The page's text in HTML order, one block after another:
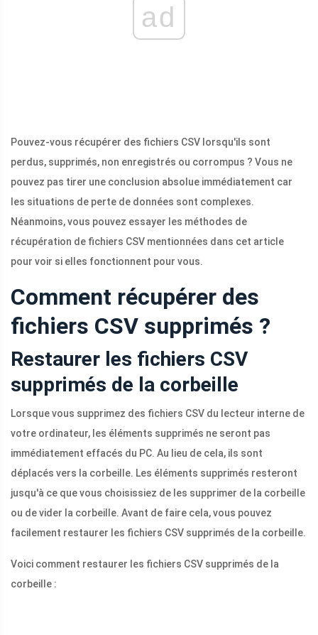
ad
Pouvez-vous récupérer des fichiers CSV lorsqu'ils sont
perdus, supprimés, non enregistrés ou corrompus ? Vous ne
pouvez pas tirer une conclusion absolue immédiatement car
les situations de perte de données sont complexes.
Néanmoins, vous pouvez essayer les méthodes de
récupération de fichiers CSV mentionnées dans cet article
pour voir si elles fonctionnent pour vous.
Comment récupérer des
fichiers CSV supprimés ?
Restaurer les fichiers CSV
supprimés de la corbeille
Lorsque vous supprimez des fichiers CSV du lecteur interne de
votre ordinateur, les éléments supprimés ne seront pas
immédiatement effacés du PC. Au lieu de cela, ils sont
déplacés vers la corbeille. Les éléments supprimés resteront
jusqu'à ce que vous choisissiez de les supprimer de la corbeille
ou de vider la corbeille. Avant de faire cela, vous pouvez
facilement restaurer les fichiers CSV supprimés de la corbeille.
Voici comment restaurer les fichiers CSV supprimés de la
corbeille :